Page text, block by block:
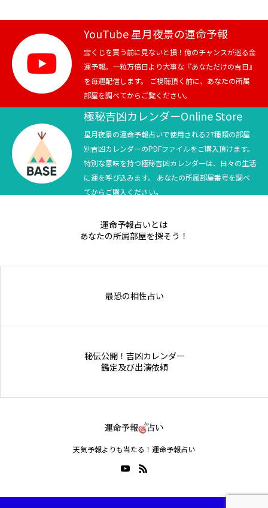
テニス
スポーツ
競馬
テニス四大大会・五輪
テニス四大大会・五輪
YouTube 星月夜景の運命予報
宝くじを買う前に見ないと損！億のチャンスが巡る金
運予報。一粒万倍日より大事な『あなただけの吉日』
を毎週配信します。 ご視聴頂く前に、あなたの所属
部屋を調べてからご覧ください。
極秘吉凶カレンダーOnline Store
星月夜景の運命予報占いで使用される27種類の部屋
別吉凶カレンダーのPDFファイルをご購入頂けます。
特別な意味を持つ極秘吉凶カレンダーは、日々の生活
に運を呼び込みます。 あなたの所属部屋番号を調べ
てからご購入ください。
運命予報占いとは
あなたの所属部屋を探そう！
最恐の相性占い
秘伝公開！吉凶カレンダー
鑑定及び出演依頼
天気予報よりも当たる！運命予報占い